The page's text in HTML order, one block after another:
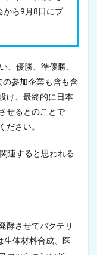
から9月8日にプ
、優勝、準優勝、
参加企業も含も含
け、最終的に日本
せるとのことで
ださい。
連すると思われる
酵させてバクテリ
生体材料合成、医